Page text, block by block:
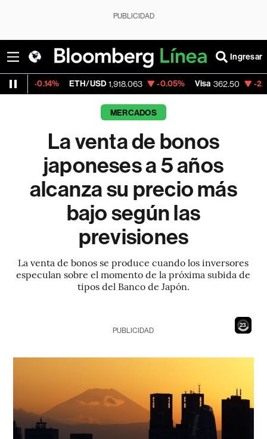
PUBLICIDAD
Ingresar
ETH/USD 1,918.063 -0.05% Visa 362.50 -2.15%
MERCADOS
La venta de bonos
japoneses a 5 años
alcanza su precio más
bajo según las
previsiones
La venta de bonos se produce cuando los inversores
especulan sobre el momento de la próxima subida de
tipos del Banco de Japón.
21
PUBLICIDAD